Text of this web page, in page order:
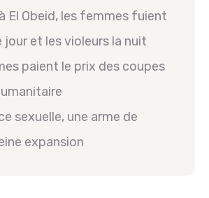
El Obeid, les femmes fuient
jour et les violeurs la nuit
paient le prix des coupes
sexuelle, une arme de
expansion